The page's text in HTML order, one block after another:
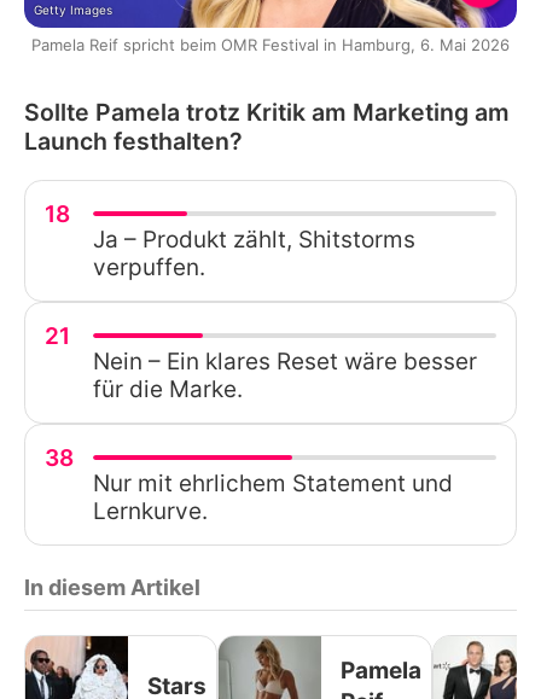
Getty Images
Pamela Reif spricht beim OMR Festival in Hamburg, 6. Mai 2026
Sollte Pamela trotz Kritik am Marketing am
Launch festhalten?
18
Ja – Produkt zählt, Shitstorms
verpuffen.
21
Nein – Ein klares Reset wäre besser
für die Marke.
38
Nur mit ehrlichem Statement und
Lernkurve.
In diesem Artikel
Stars
Pamela